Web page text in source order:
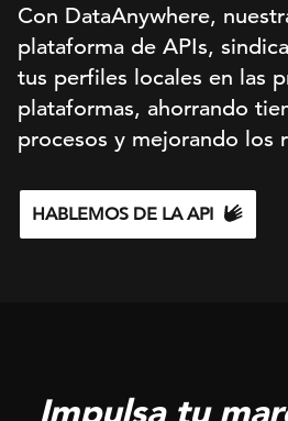
Con DataAnywhere,
plataforma de APIs,
tus perfiles locales en las
plataformas, ahorrando
procesos y mejorando los
HABLEMOS DE LA API
Impulsa tu